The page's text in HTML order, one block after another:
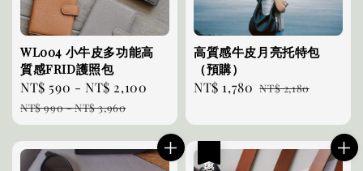
WL004 小牛皮多功能高
質感FRID護照包
Sale
price
NT$ 590 -NT$ 2,100
Regular
NT$ 990-NT$ 3,960
高質感牛皮月亮托特包
（預購）
Sale
NT$ 1,780 Regular
NT$ 2,180